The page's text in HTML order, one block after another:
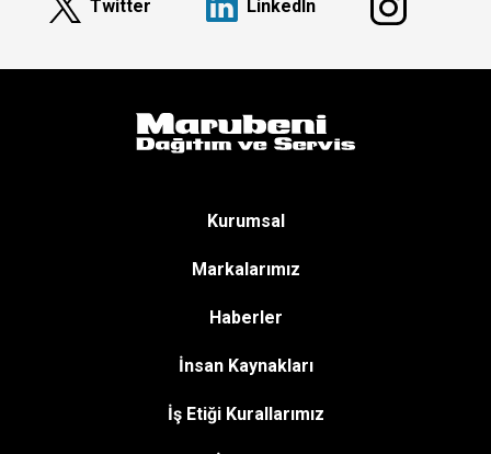
Twitter Linkedln
Kurumsal
Markalarımız
Haberler
İnsan Kaynakları
İş Etiği Kurallarımız